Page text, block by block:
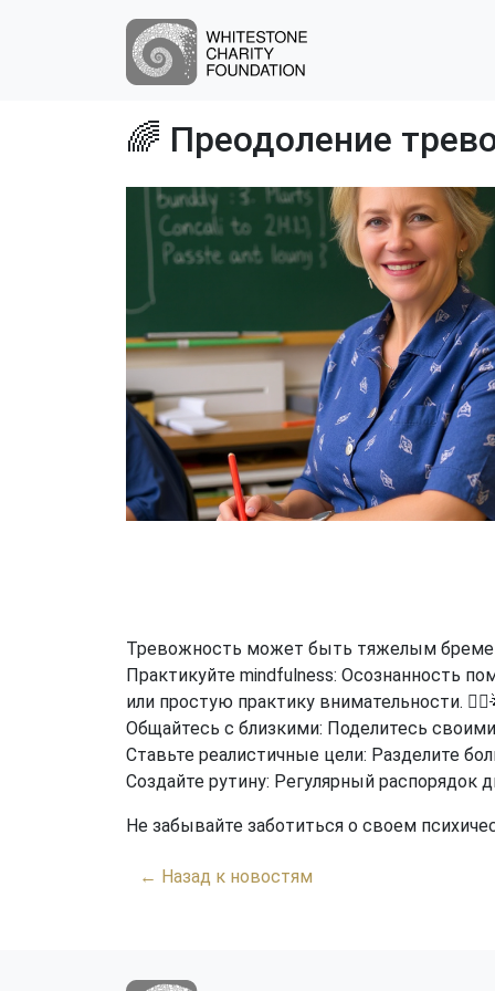
🌈 Преодоление
Тревожность может быть тяжелым
Практикуйте mindfulness: Осознанность
или простую практику внимательности.
Общайтесь с близкими: Поделитесь
Ставьте реалистичные цели: Разделите
Создайте рутину: Регулярный распорядок
Не забывайте заботиться о своем
← Назад к новостям